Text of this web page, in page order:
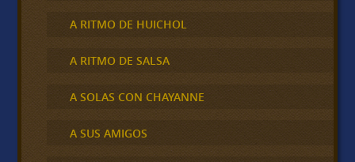
A RITMO DE HUICHOL
A RITMO DE SALSA
A SOLAS CON CHAYANNE
A SUS AMIGOS